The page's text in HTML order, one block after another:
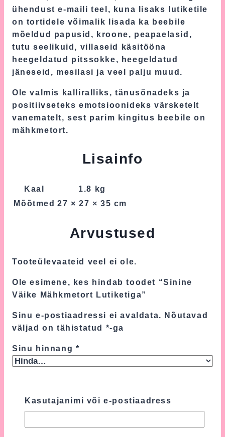
ühendust e-maili teel, kuna lisaks lutiketile
on tortidele võimalik lisada ka beebile
mõeldud papusid, kroone, peapaelasid,
tutu seelikuid, villaseid käsitööna
heegeldatud pitssokke, heegeldatud
jäneseid, mesilasi ja veel palju muud.
Ole valmis kalliralliks, tänusõnadeks ja
positiivseteks emotsioonideks värsketelt
vanematelt, sest parim kingitus beebile on
mähkmetort.
Lisainfo
Kaal
1.8 kg
Mõõtmed 27 × 27 × 35 cm
Arvustused
Tooteülevaateid veel ei ole.
Ole esimene, kes hindab toodet “Sinine
Väike Mähkmetort Lutiketiga”
Sinu e-postiaadressi ei avaldata. Nõutavad
väljad on tähistatud *-ga
Sinu hinnang *
Kasutajanimi või e-postiaadress